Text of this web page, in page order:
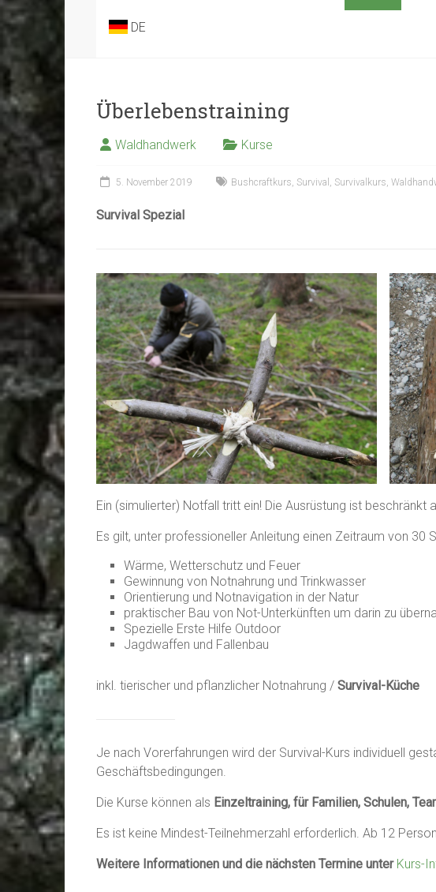
DE
Überlebenstraining
Waldhandwerk Kurse
5. November 2019 Bushcraftkurs, Survival , Survivalkurs,
Survival Spezial
Ein (simulierter) Notfall tritt ein! Die Ausrüstung ist
Es gilt, unter professioneller Anleitung einen Zeitraum von
Wärme, Wetterschutz und Feuer
Gewinnung von Notnahrung und Trinkwasser
Orientierung und Notnavigation in der Natur
praktischer Bau von Not-Unterkünften um darin zu
Spezielle Erste Hilfe Outdoor
Jagdwaffen und Fallenbau
inkl. tierischer und pflanzlicher Notnahrung / Survival-Küche
Je nach Vorerfahrungen wird der Survival-Kurs individuell
Geschäftsbedingungen.
Die Kurse können als Einzeltraining, für Familien, Schulen,
Es ist keine Mindest-Teilnehmerzahl erforderlich. Ab 12
Weitere Informationen und die nächsten Termine unter Kurs-